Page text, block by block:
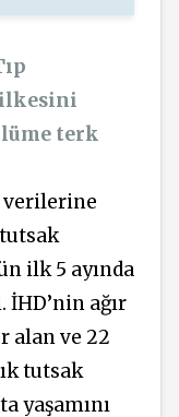
ilkesini
terk
verilerine
tutsak
ilk 5 ayında
İHD’nin ağır
alan ve 22
tutsak
yaşamını